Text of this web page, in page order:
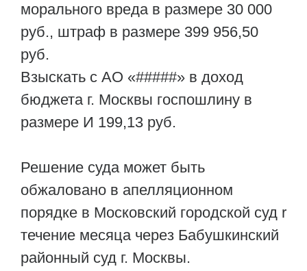
морального вреда в размере 30 000
руб., штраф в размере 399 956,50
руб.
Взыскать с АО «#####» в доход
бюджета г. Москвы госпошлину в
размере И 199,13 руб.
Решение суда может быть
обжаловано в апелляционном
порядке в Московский городской суд r
течение месяца через Бабушкинский
районный суд г. Москвы.